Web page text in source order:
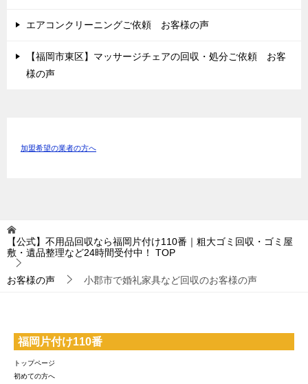
エアコンクリーニングご依頼 お客様の声
【福岡市東区】マッサージチェアの回収・処分ご依頼 お客
様の声
加盟希望の業者の方へ
【公式】不用品回収なら福岡片付け110番｜粗大ゴミ回収・ゴミ屋
敷・遺品整理など24時間受付中！
TOP
お客様の声 小郡市で婚礼家具など回収のお客様の声
福岡片付け110番
トップページ
初めての方へ